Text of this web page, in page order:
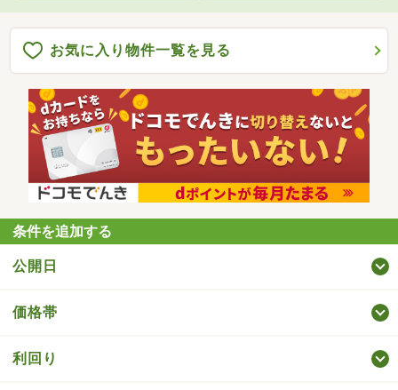
お気に入り物件一覧を見る
条件を追加する
公開日
価格帯
利回り